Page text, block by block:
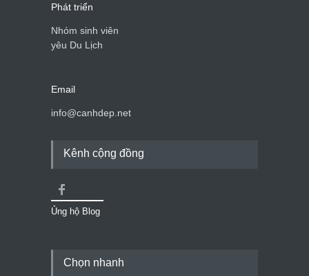
Phát triển
Nhóm sinh viên
yêu Du Lịch
Email
info@canhdep.net
Kênh cộng đồng
Ủng hộ Blog
Chọn nhanh